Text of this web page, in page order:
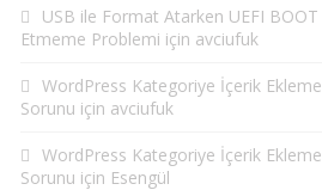
USB ile Format Atarken UEFI BOOT
Etmeme Problemi için avciufuk
WordPress Kategoriye İçerik Ekleme
Sorunu için avciufuk
WordPress Kategoriye İçerik Ekleme
Sorunu için Esengül